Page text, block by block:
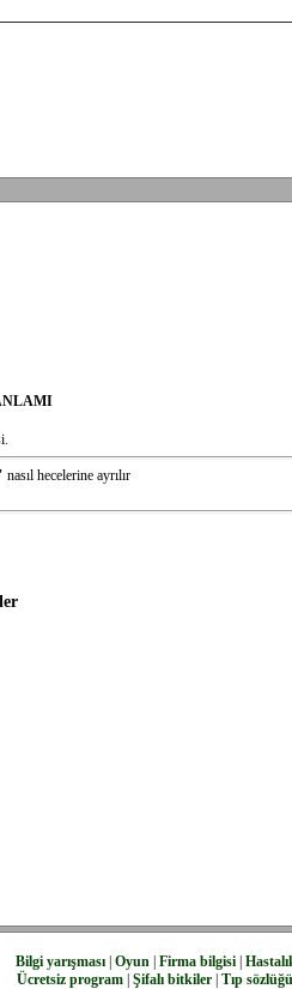
nasıl hecelerine ayrılır
Bilgi yarışması| Oyun| Firma bilgisi|
Ücretsiz program Şifalı bitkiler Tıp sözlüğü